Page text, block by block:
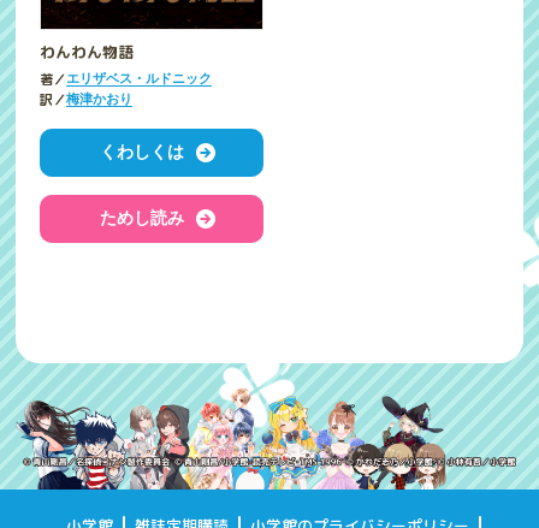
わんわん物語
著／エリザベス・ルドニック
訳／梅津かおり
くわしくは
ためし読み